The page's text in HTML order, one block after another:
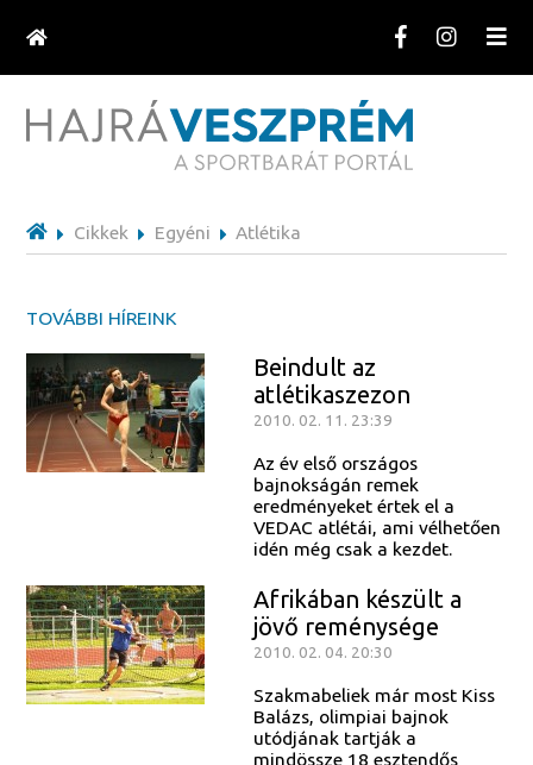
Cikkek Egyéni Atlétika
TOVÁBBI HÍREINK
Beindult az
atlétikaszezon
2010. 02. 11. 23:39
Az év első országos
bajnokságán remek
eredményeket értek el a
VEDAC atlétái, ami vélhetően
idén még csak a kezdet.
Afrikában készült a
jövő reménysége
2010. 02. 04. 20:30
Szakmabeliek már most Kiss
Balázs, olimpiai bajnok
utódjának tartják a
mindössze 18 esztendős